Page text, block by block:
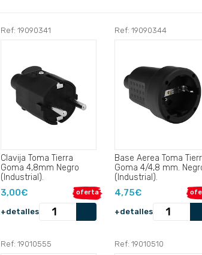
Ref: 19090341
Clavija Toma Tierra
Goma 4,8mm Negro
(Industrial).
oferta
3,00€
+detalles
Ref: 19090344
Base Aerea Toma
Goma 4/4,8 mm.
(Industrial).
4,75€
+detalles
Ref: 19010555 Ref: 19010510